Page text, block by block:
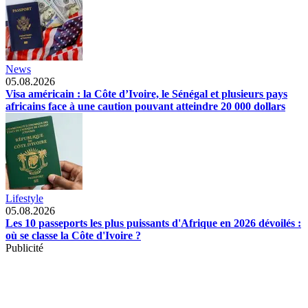
News
05.08.2026
Visa américain : la Côte d’Ivoire, le Sénégal et plusieurs pays
africains face à une caution pouvant atteindre 20 000 dollars
Lifestyle
05.08.2026
Les 10 passeports les plus puissants d'Afrique en 2026 dévoilés :
où se classe la Côte d'Ivoire ?
Publicité